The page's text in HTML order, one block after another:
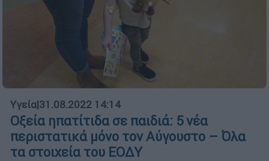
Υγεία|31.08.2022 14:14
Οξεία ηπατίτιδα σε παιδιά: 5 νέα
περιστατικά μόνο τον Αύγουστο – Όλα
τα στοιχεία του ΕΟΔΥ